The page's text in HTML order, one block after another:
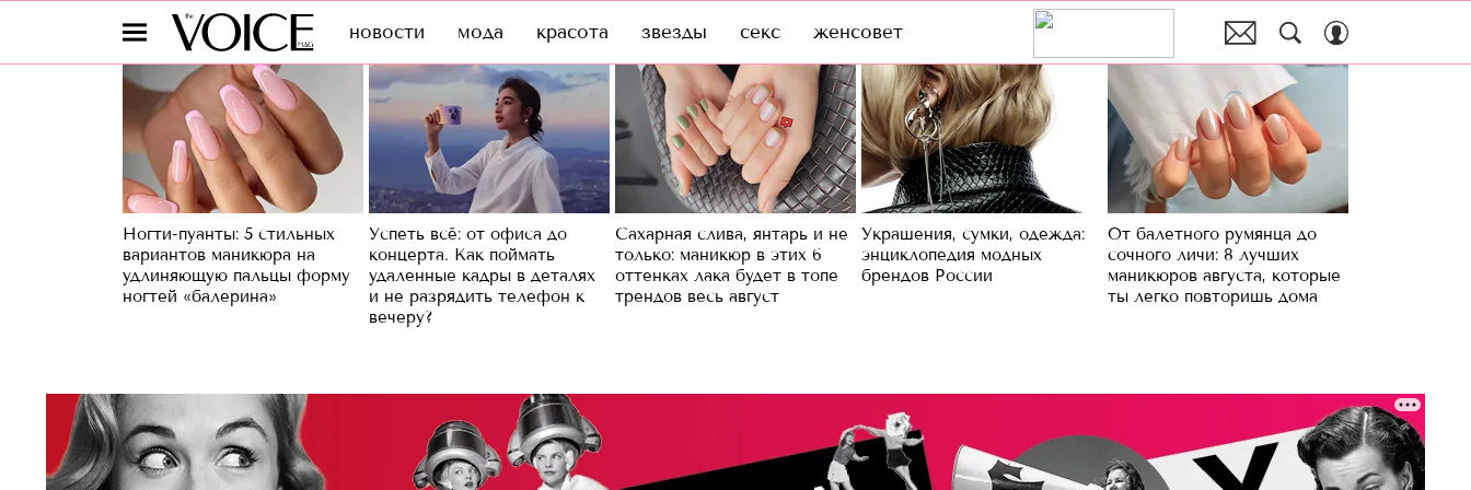
новости мода красота звезды секс женсовет
Ногти-пуанты: 5 стильных
вариантов маникюра на
удлиняющую пальцы форму
ногтей «балерина»
Успеть всё: от офиса до
концерта. Как поймать
удаленные кадры в деталях
и не разрядить телефон к
вечеру?
Сахарная слива, янтарь и не
только: маникюр в этих 6
оттенках лака будет в топе
трендов весь август
Украшения, сумки, одежда:
энциклопедия модных
брендов России
От балетного румянца до
сочного личи: 8 лучших
маникюров августа, которые
ты легко повторишь дома